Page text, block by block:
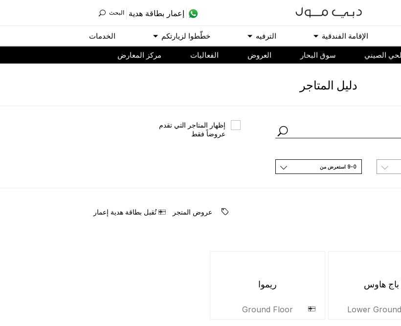
ﺇﻋﻤﺎﺭ ﺑﻄﺎﻗﺔ ﻫﺪﻳﺔ اﻟﺒﺤﺚ
اﻹﻗﺎﻣﺔ اﻟﻔﻨﺪﻗﻴﺔ اﻟﺘﺮﻓﻴﻪ ﺧﻄّﻄﻮا ﻟﺰﻳﺎﺭﺗﻜﻢ اﻟﺨﺪﻣﺎﺕ
الصيني سوق البحار اﻟﻌﺮﻭﺽ اﻟﻔﻌﺎﻟﻴﺎﺕ مركز المعارض
ﺩﻟﻴﻞ اﻟﻤﺘﺎﺟﺮ
ﺇﻇﻬﺎﺭ اﻟﻤﺘﺎﺟﺮ اﻟﺘﻲ ﺗﻘﺪﻡ
ﻋﺮﻭﺿﺎً ﻓﻘﻂ
9-0 اﺳﺘﻌﺮﺽ ﻣﻦ
ﻋﺮﻭﺽ اﻟﻤﺘﺠﺮ ﺗُﻘﺒﻞ ﺑﻄﺎﻗﺔ ﻫﺪﻳﺔ ﺇﻋﻤﺎﺭ
باج هاوس
Lower
ريموا
Ground Floor